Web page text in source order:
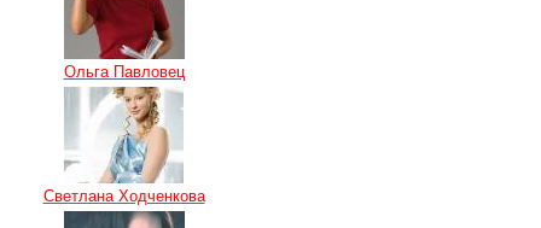
Ольга Павловец
Светлана Ходченкова